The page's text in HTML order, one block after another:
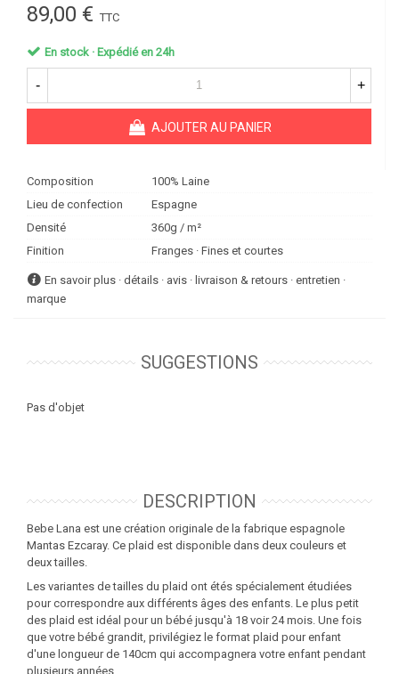
89,00 € TTC
En stock · Expédié en 24h
- +
AJOUTER AU PANIER
Composition
100% Laine
Lieu de confection
Espagne
Densité
360g / m²
Finition
Franges · Fines et courtes
En savoir plus · détails · avis · livraison & retours · entretien ·
marque
SUGGESTIONS
Pas d'objet
DESCRIPTION
Bebe Lana est une création originale de la fabrique espagnole
Mantas Ezcaray. Ce plaid est disponible dans deux couleurs et
deux tailles.
Les variantes de tailles du plaid ont étés spécialement étudiées
pour correspondre aux différents âges des enfants. Le plus petit
des plaid est idéal pour un bébé jusqu'à 18 voir 24 mois. Une fois
que votre bébé grandit, privilégiez le format plaid pour enfant
d'une longueur de 140cm qui accompagnera votre enfant pendant
plusieurs années.